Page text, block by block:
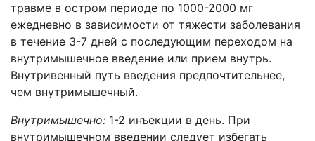
травме в остром периоде по 1000-2000 мг
ежедневно в зависимости от тяжести заболевания
в течение 3-7 дней с последующим переходом на
внутримышечное введение или прием внутрь.
Внутривенный путь введения предпочтительнее,
чем внутримышечный.
Внутримышечно: 1-2 инъекции в день. При
внутримышечном введении следует избегать